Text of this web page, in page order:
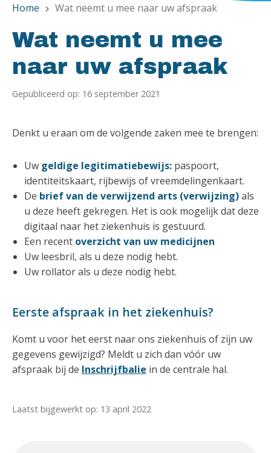
Home chevron_right Wat neemt u mee naar uw afspraak
Wat neemt u mee
naar uw afspraak
Gepubliceerd op: 16 september 2021
Denkt u eraan om de volgende zaken mee te brengen:
Uw geldige legitimatiebewijs: paspoort,
identiteitskaart, rijbewijs of vreemdelingenkaart.
De brief van de verwijzend arts (verwijzing)als
u deze heeft gekregen. Het is ook mogelijk dat deze
digitaal naar het ziekenhuis is gestuurd.
Een recent overzicht van uw medicijnen
Uw leesbril, als u deze nodig hebt.
Uw rollator als u deze nodig hebt.
Eerste afspraak in het ziekenhuis?
Komt u voor het eerst naar ons ziekenhuis of zijn uw
gegevens gewijzigd? Meldt u zich dan vóór uw
afspraak bij de Inschrijfbalie in de centrale hal.
Laatst bijgewerkt op: 13 april 2022